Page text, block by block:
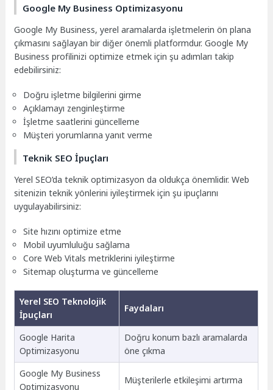
Google My Business Optimizasyonu
Google My Business, yerel aramalarda işletmelerin ön plana
çıkmasını sağlayan bir diğer önemli platformdur. Google My
Business profilinizi optimize etmek için şu adımları takip
edebilirsiniz:
Doğru işletme bilgilerini girme
Açıklamayı zenginleştirme
İşletme saatlerini güncelleme
Müşteri yorumlarına yanıt verme
Teknik SEO İpuçları
Yerel SEO’da teknik optimizasyon da oldukça önemlidir. Web
sitenizin teknik yönlerini iyileştirmek için şu ipuçlarını
uygulayabilirsiniz:
Site hızını optimize etme
Mobil uyumluluğu sağlama
Core Web Vitals metriklerini iyileştirme
Sitemap oluşturma ve güncelleme
Yerel SEO Teknolojik
İpuçları
Faydaları
Google Harita
Optimizasyonu
Doğru konum bazlı aramalarda
öne çıkma
Google My Business
Optimizasyonu
Müşterilerle etkileşimi artırma